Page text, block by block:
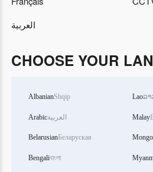
العربية
CHOOSE YOUR
AlbanianShqip
Arabicالعربية
BelarusianБеларуская
Bengaliবাংলা
Laoລາ
Malay